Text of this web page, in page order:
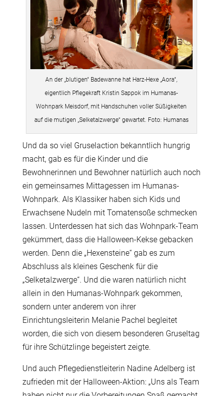
An der „blutigen“ Badewanne hat Harz-Hexe „Aora“,
eigentlich Pflegekraft Kristin Sappok im Humanas-
Wohnpark Meisdorf, mit Handschuhen voller Süßigkeiten
auf die mutigen „Selketalzwerge“ gewartet. Foto: Humanas
Und da so viel Gruselaction bekanntlich hungrig
macht, gab es für die Kinder und die
Bewohnerinnen und Bewohner natürlich auch noch
ein gemeinsames Mittagessen im Humanas-
Wohnpark. Als Klassiker haben sich Kids und
Erwachsene Nudeln mit Tomatensoße schmecken
lassen. Unterdessen hat sich das Wohnpark-Team
gekümmert, dass die Halloween-Kekse gebacken
werden. Denn die „Hexensteine“ gab es zum
Abschluss als kleines Geschenk für die
„Selketalzwerge“. Und die waren natürlich nicht
allein in den Humanas-Wohnpark gekommen,
sondern unter anderem von ihrer
Einrichtungsleiterin Melanie Pachel begleitet
worden, die sich von diesem besonderen Gruseltag
für ihre Schützlinge begeistert zeigte.
Und auch Pflegedienstleiterin Nadine Adelberg ist
zufrieden mit der Halloween-Aktion: „Uns als Team